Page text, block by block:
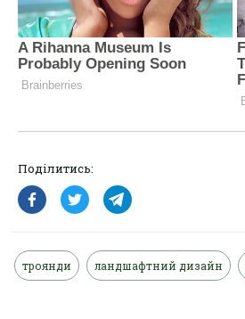
Поділитись:
троянди ландшафтний дизайн